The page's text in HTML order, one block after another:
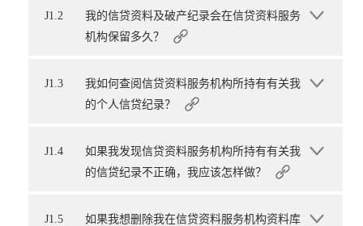
J1.2
我的信贷资料及破产纪录会在信贷资料服务
机构保留多久？
J1.3
我如何查阅信贷资料服务机构所持有有关我
的个人信贷纪录？
J1.4
如果我发现信贷资料服务机构所持有有关我
的信贷纪录不正确，我应该怎样做？
J1.5
如果我想删除我在信贷资料服务机构资料库